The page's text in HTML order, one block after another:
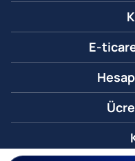
E-